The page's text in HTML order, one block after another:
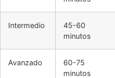
Intermedio
45-60
minutos
Avanzado
60-75
minutos